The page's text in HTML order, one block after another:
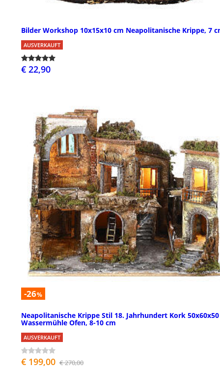
Bilder Workshop 10x15x10 cm Neapolitanische Krippe, 7
AUSVERKAUFT
€ 22,90
-26%
Neapolitanische Krippe Stil 18. Jahrhundert Kork
Wassermühle Ofen, 8-10 cm
AUSVERKAUFT
€ 199,00 € 270,00